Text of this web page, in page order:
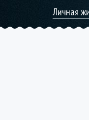
Личная